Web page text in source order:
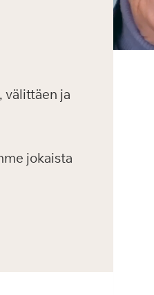
välittäen ja
jokaista